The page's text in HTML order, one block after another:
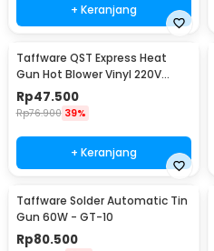
+ Keranjang
Taffware QST Express Heat
Gun Hot Blower Vinyl 220V
300W - QST-220
Rp47.500
Rp76.900 39%
+ Keranjang
Taffware Solder Automatic Tin
Gun 60W - GT-10
Rp80.500